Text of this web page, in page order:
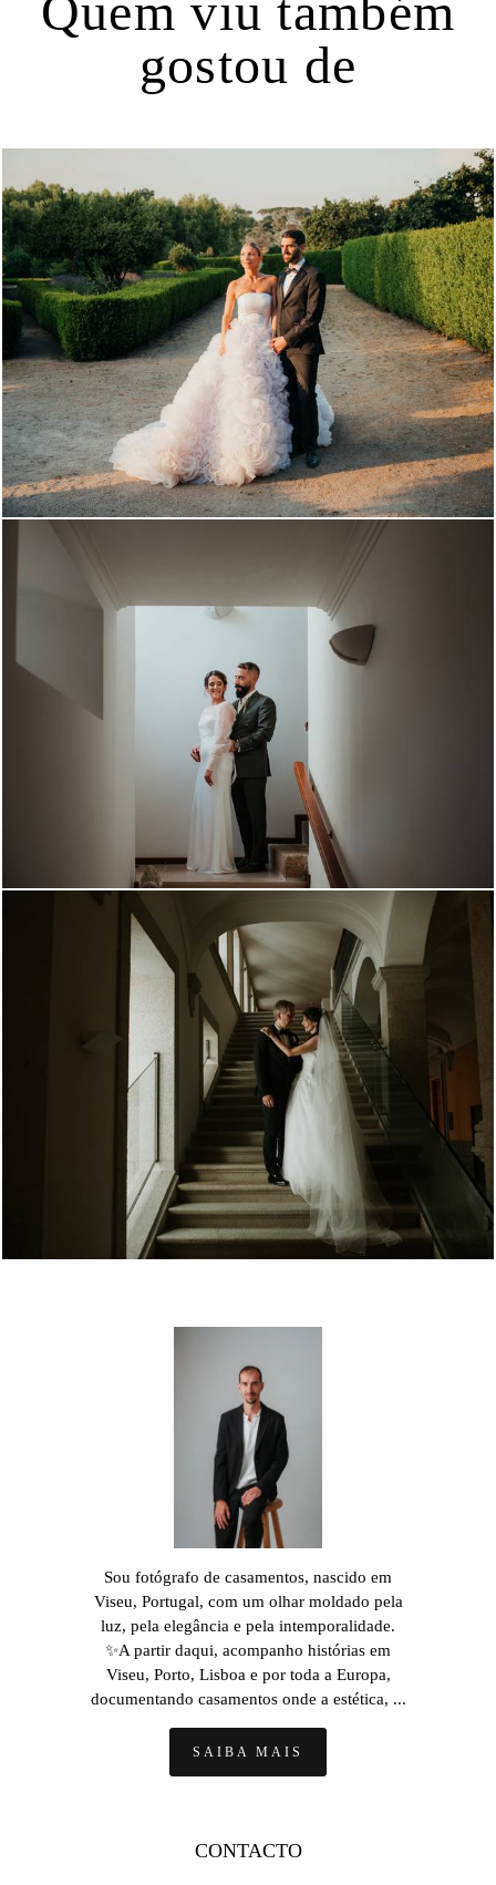
gostou de
546 0
671 0
1083
Sou fotógrafo de casamentos, nascido em
Viseu, Portugal, com um olhar moldado pela
luz, pela elegância e pela intemporalidade.
✨A partir daqui, acompanho histórias em
Viseu, Porto, Lisboa e por toda a Europa,
documentando casamentos onde a estética, ...
SAIBA MAIS
CONTACTO